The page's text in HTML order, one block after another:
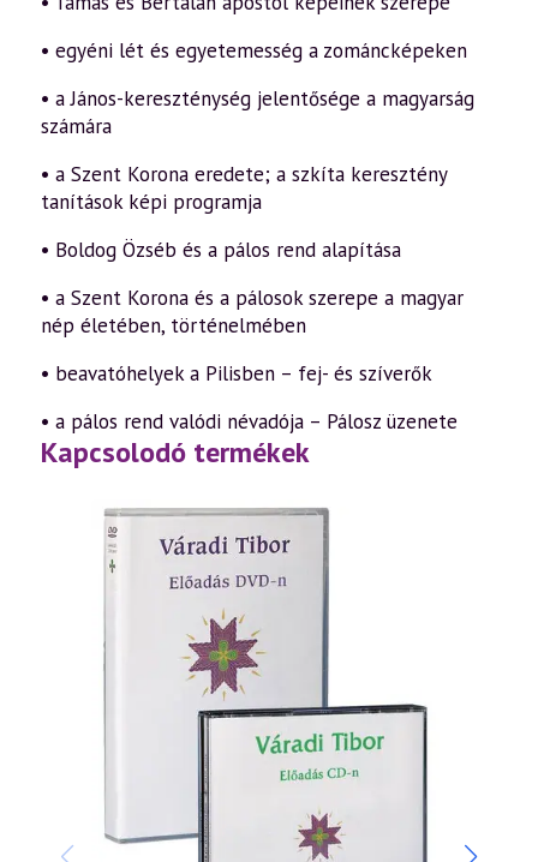
• egyéni lét és egyetemesség a zománcképeken
• a János-kereszténység jelentősége a magyarság
számára
• a Szent Korona eredete; a szkíta keresztény
tanítások képi programja
• Boldog Özséb és a pálos rend alapítása
• a Szent Korona és a pálosok szerepe a magyar
nép életében, történelmében
• beavatóhelyek a Pilisben – fej- és szíverők
• a pálos rend valódi névadója – Pálosz üzenete
Kapcsolodó termékek